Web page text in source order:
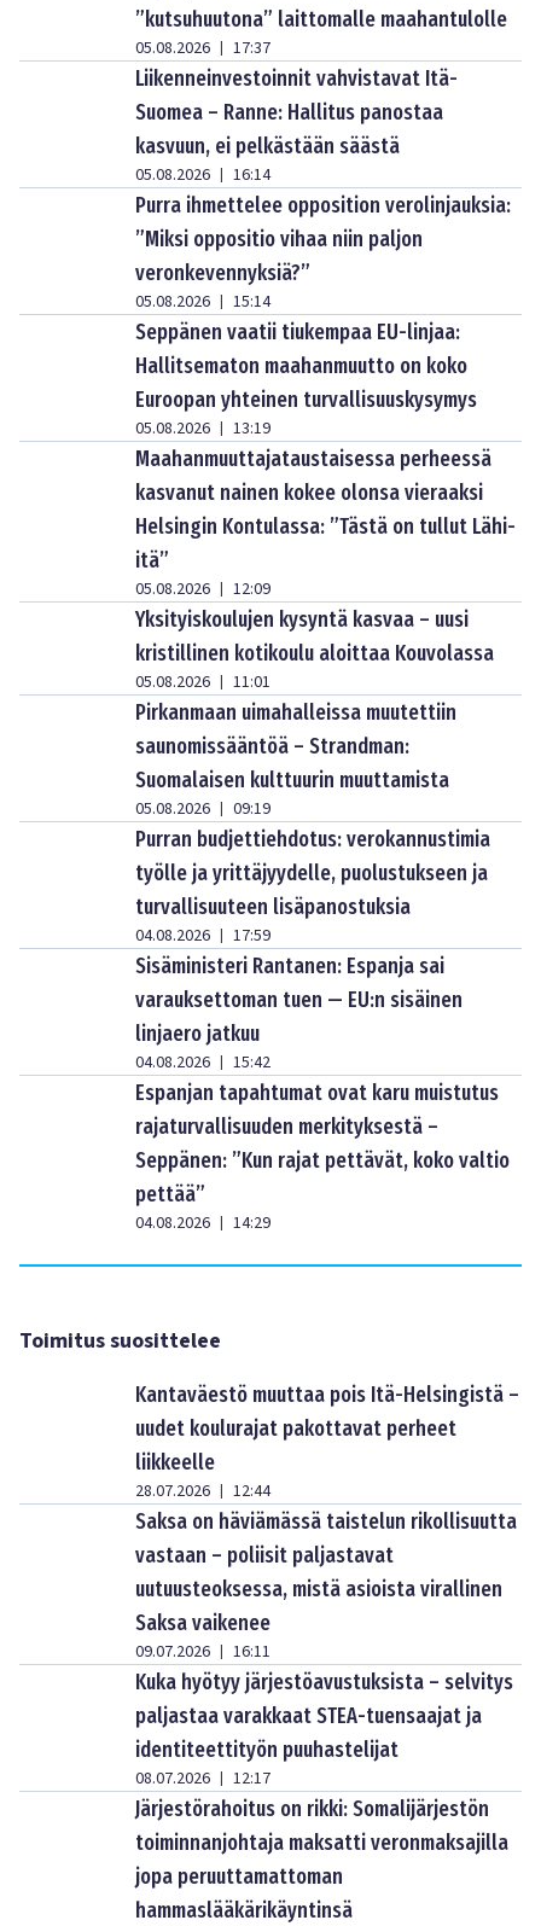
”kutsuhuutona” laittomalle maahantulolle
05.08.2026 | 17:37
Liikenneinvestoinnit vahvistavat Itä-
Suomea – Ranne: Hallitus panostaa
kasvuun, ei pelkästään säästä
05.08.2026 | 16:14
Purra ihmettelee opposition verolinjauksia:
”Miksi oppositio vihaa niin paljon
veronkevennyksiä?”
05.08.2026 | 15:14
Seppänen vaatii tiukempaa EU-linjaa:
Hallitsematon maahanmuutto on koko
Euroopan yhteinen turvallisuuskysymys
05.08.2026 | 13:19
Maahanmuuttajataustaisessa perheessä
kasvanut nainen kokee olonsa vieraaksi
Helsingin Kontulassa: ”Tästä on tullut Lähi-
itä”
05.08.2026 | 12:09
Yksityiskoulujen kysyntä kasvaa – uusi
kristillinen kotikoulu aloittaa Kouvolassa
05.08.2026 | 11:01
Pirkanmaan uimahalleissa muutettiin
saunomissääntöä – Strandman:
Suomalaisen kulttuurin muuttamista
05.08.2026 | 09:19
Purran budjettiehdotus: verokannustimia
työlle ja yrittäjyydelle, puolustukseen ja
turvallisuuteen lisäpanostuksia
04.08.2026 | 17:59
Sisäministeri Rantanen: Espanja sai
varauksettoman tuen — EU:n sisäinen
linjaero jatkuu
04.08.2026 | 15:42
Espanjan tapahtumat ovat karu muistutus
rajaturvallisuuden merkityksestä –
Seppänen: ”Kun rajat pettävät, koko valtio
pettää”
04.08.2026 | 14:29
Toimitus suosittelee
Kantaväestö muuttaa pois Itä-Helsingistä –
uudet koulurajat pakottavat perheet
liikkeelle
28.07.2026 | 12:44
Saksa on häviämässä taistelun rikollisuutta
vastaan – poliisit paljastavat
uutuusteoksessa, mistä asioista virallinen
Saksa vaikenee
09.07.2026 | 16:11
Kuka hyötyy järjestöavustuksista – selvitys
paljastaa varakkaat STEA-tuensaajat ja
identiteettityön puuhastelijat
08.07.2026 | 12:17
Järjestörahoitus on rikki: Somalijärjestön
toiminnanjohtaja maksatti veronmaksajilla
jopa peruuttamattoman
hammaslääkärikäyntinsä